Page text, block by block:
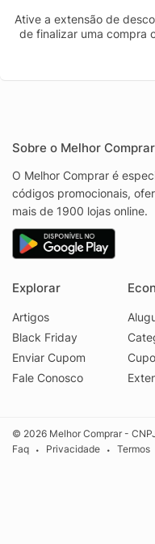
Ative a extensão de
de finalizar uma compra
Sobre o Melhor Comprar
O Melhor Comprar é
códigos promocionais,
mais de 1900 lojas online.
Explorar
Artigos
Black Friday
Enviar Cupom
Fale Conosco
© 2026 Melhor Comprar -
Faq
• Privacidade • Termos